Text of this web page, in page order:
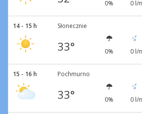
0% 0 l/
14 - 15 h Słonecznie
33° 0% 0 l/
15 - 16 h Pochmurno
33° 0% 0 l/